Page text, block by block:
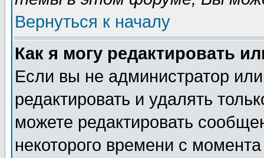
Вернуться к началу
Как я могу редактировать
Если вы не администратор
редактировать и удалять
можете редактировать
некоторого времени с